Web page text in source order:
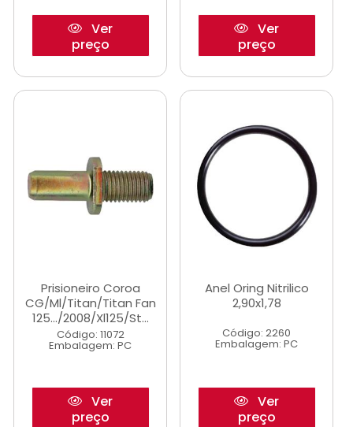
Ver
preço
Ver
preço
Prisioneiro Coroa
CG/Ml/Titan/Titan Fan
125.../2008/Xl125/St...
Código: 11072
Embalagem: PC
Ver
preço
Anel Oring Nitrilico
2,90x1,78
Código: 2260
Embalagem: PC
Ver
preço